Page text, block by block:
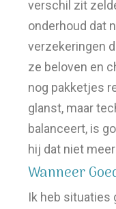
verschil zit
onderhoud dat
verzekeringen
ze beloven en
nog pakketjes
glanst, maar
balanceert, is
hij dat niet
Wanneer
Ik heb situaties